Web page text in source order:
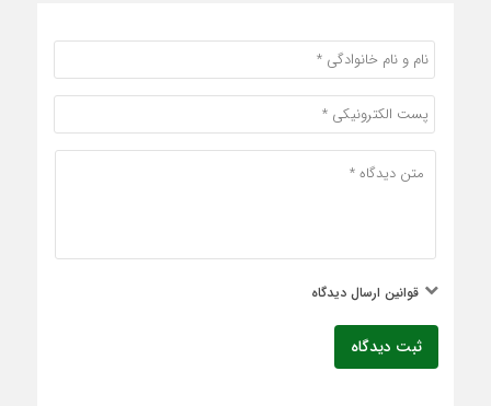
قوانین ارسال دیدگاه
ثبت دیدگاه